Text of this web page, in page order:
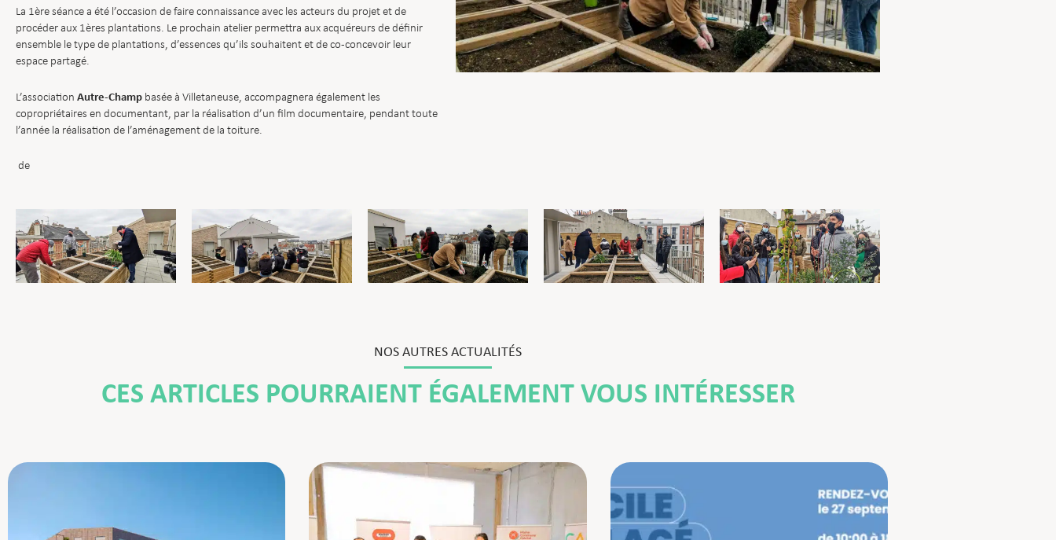
La 1ère séance a été l’occasion de faire connaissance avec les acteurs du projet et de
procéder aux 1ères plantations. Le prochain atelier permettra aux acquéreurs de définir
ensemble le type de plantations, d’essences qu’ils souhaitent et de co-concevoir leur
espace partagé.
L’association Autre-Champ basée à Villetaneuse, accompagnera également les
copropriétaires en documentant, par la réalisation d’un film documentaire, pendant toute
l’année la réalisation de l’aménagement de la toiture.
de
NOS AUTRES ACTUALITÉS
CES ARTICLES POURRAIENT ÉGALEMENT VOUS INTÉRESSER